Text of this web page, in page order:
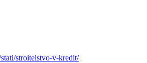
stroitelstvo-v-kredit/